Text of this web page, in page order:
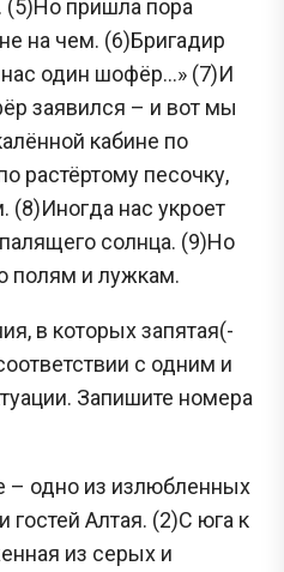
(5)Но пришла пора
на чем. (6)Бригадир
нас один шофёр...» (7)И
заявился – и вот мы
кабине по
растёртому песочку,
(8)Иногда нас укроет
солнца. (9)Но
полям и лужкам.
в которых запятая(-
с одним и
Запишите номера
– одно из излюбленных
гостей Алтая. (2)С юга к
из серых и